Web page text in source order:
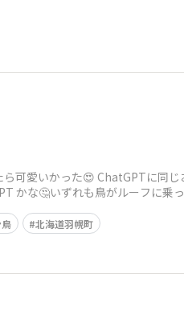
可愛いかった😍 ChatGPTに同
かな🤔いずれも鳥がルーフに乗
北海道羽幌町